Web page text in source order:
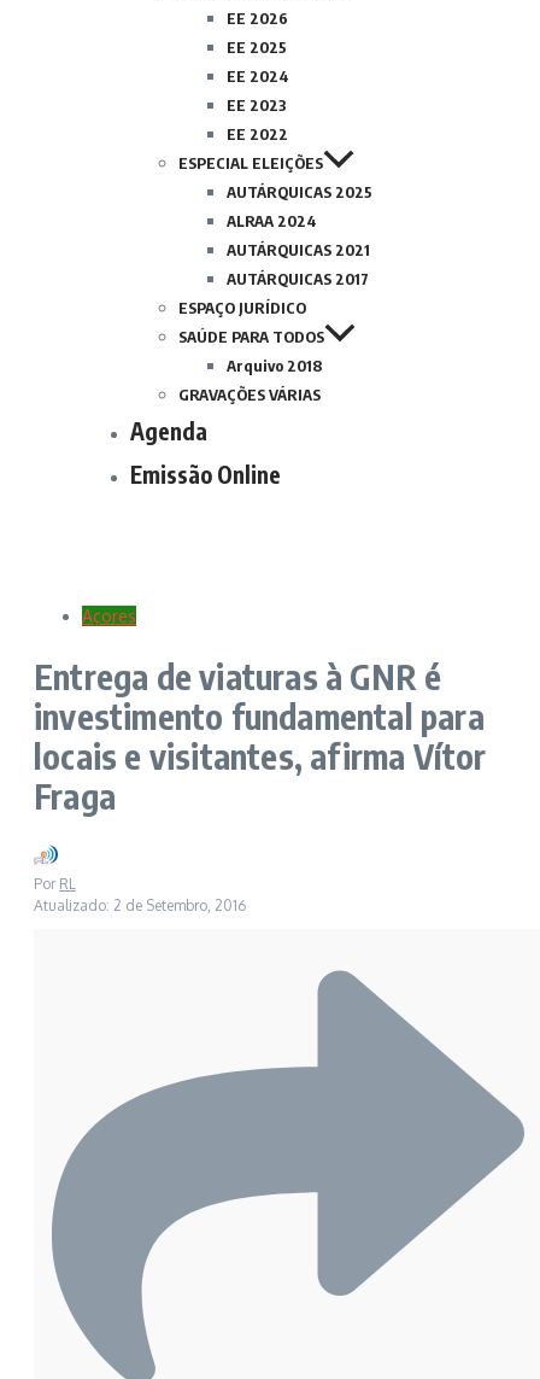
EE 2026
EE 2025
EE 2024
EE 2023
EE 2022
ESPECIAL ELEIÇÕES
AUTÁRQUICAS 2025
ALRAA 2024
AUTÁRQUICAS 2021
AUTÁRQUICAS 2017
ESPAÇO JURÍDICO
SAÚDE PARA TODOS
Arquivo 2018
GRAVAÇÕES VÁRIAS
Agenda
Emissão Online
Açores
Entrega de viaturas à GNR é
investimento fundamental para
locais e visitantes, afirma Vítor
Fraga
Por RL
Atualizado: 2 de Setembro, 2016